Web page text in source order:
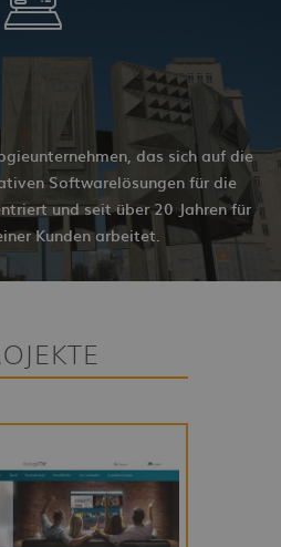
das sich auf die
Softwarelösungen für die
und seit über 20 Jahren für
Kunden arbeitet.